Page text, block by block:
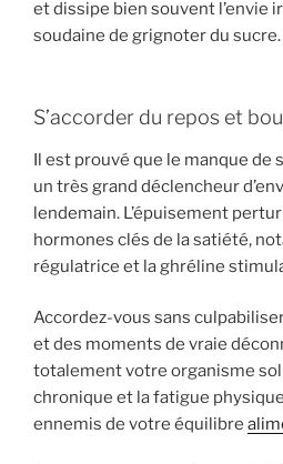
et dissipe bien souvent l’envie
soudaine de grignoter du sucre.
S’accorder du repos et
Il est prouvé que le manque
un très grand déclencheur
lendemain. L’épuisement
hormones clés de la satiété,
régulatrice et la ghréline
Accordez-vous sans
et des moments de vraie
totalement votre organisme
chronique et la fatigue
ennemis de votre équilibre